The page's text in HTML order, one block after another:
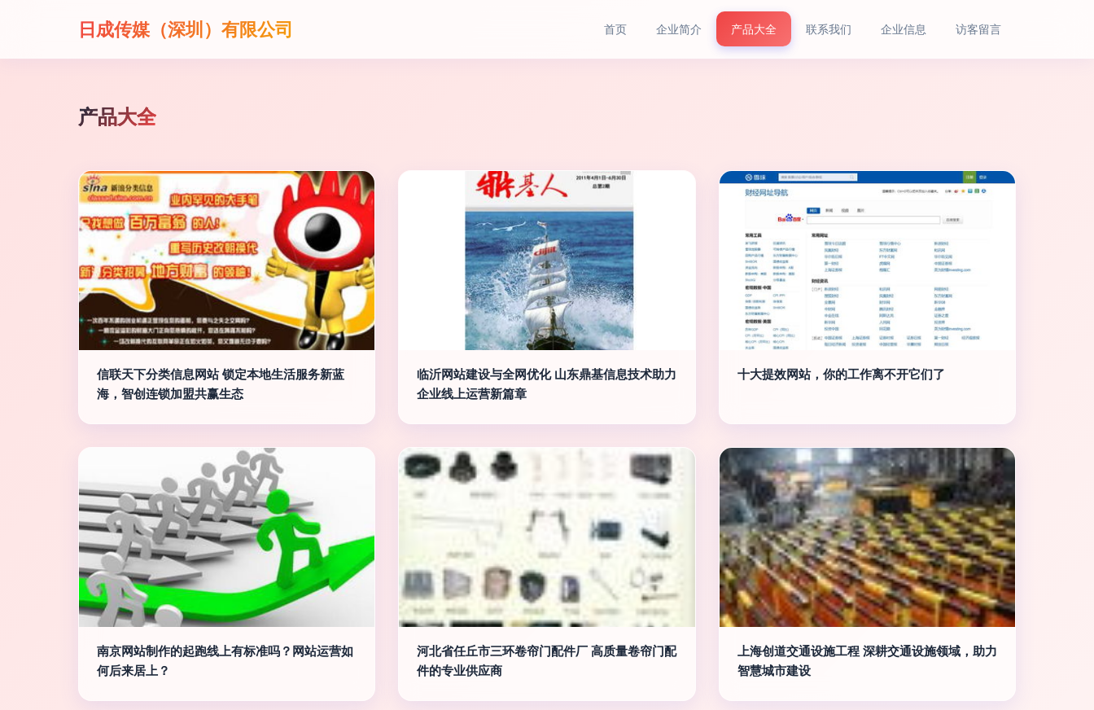
日成传媒（深圳）有限公司 首页 企业简介 产品大全 联系我们 企业信息 访客留言
产品大全
信联天下分类信息网站 锁定本地生活服务新蓝
海，智创连锁加盟共赢生态
临沂网站建设与全网优化 山东鼎基信息技术助力
企业线上运营新篇章
十大提效网站，你的工作离不开它们了
南京网站制作的起跑线上有标准吗？网站运营如
何后来居上？
河北省任丘市三环卷帘门配件厂 高质量卷帘门配
件的专业供应商
上海创道交通设施工程 深耕交通设施领域，助力
智慧城市建设